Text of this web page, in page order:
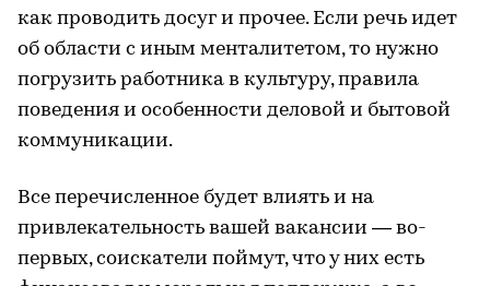
как проводить досуг и прочее. Если речь идет
об области с иным менталитетом, то нужно
погрузить работника в культуру, правила
поведения и особенности деловой и бытовой
коммуникации.
Все перечисленное будет влиять и на
привлекательность вашей вакансии — во-
первых, соискатели поймут, что у них есть